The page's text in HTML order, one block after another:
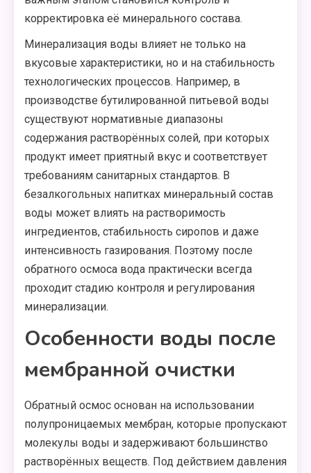
корректировка её минерального состава.
Минерализация воды влияет не только на
вкусовые характеристики, но и на стабильность
технологических процессов. Например, в
производстве бутилированной питьевой воды
существуют нормативные диапазоны
содержания растворённых солей, при которых
продукт имеет приятный вкус и соответствует
требованиям санитарных стандартов. В
безалкогольных напитках минеральный состав
воды может влиять на растворимость
ингредиентов, стабильность сиропов и даже
интенсивность газирования. Поэтому после
обратного осмоса вода практически всегда
проходит стадию контроля и регулирования
минерализации.
Особенности воды после
мембранной очистки
Обратный осмос основан на использовании
полупроницаемых мембран, которые пропускают
молекулы воды и задерживают большинство
растворённых веществ. Под действием давления